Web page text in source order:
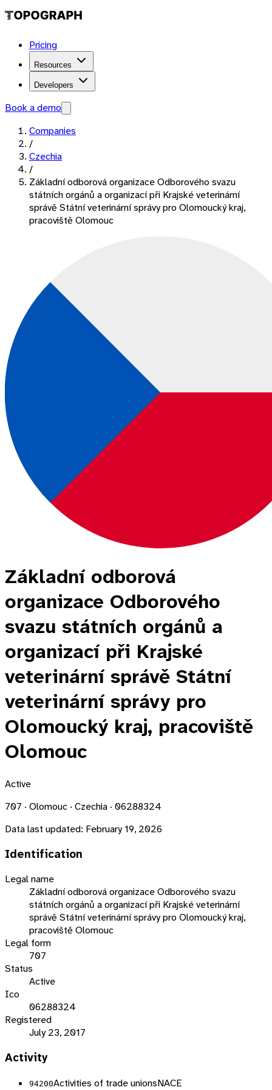
Pricing
Resources
Developers
Book a demo
Companies
/
Czechia
/
Základní odborová organizace Odborového svazu
státních orgánů a organizací při Krajské veterinární
správě Státní veterinární správy pro Olomoucký kraj,
pracoviště Olomouc
Základní odborová
organizace Odborového
svazu státních orgánů a
organizací při Krajské
veterinární správě Státní
veterinární správy pro
Olomoucký kraj, pracoviště
Olomouc
Active
707 · Olomouc · Czechia · 06288324
Data last updated: February 19, 2026
Identification
Legal name
Základní odborová organizace Odborového svazu
státních orgánů a organizací při Krajské veterinární
správě Státní veterinární správy pro Olomoucký kraj,
pracoviště Olomouc
Legal form
707
Status
Active
Ico
06288324
Registered
July 23, 2017
Activity
94200Activities of trade unionsNACE